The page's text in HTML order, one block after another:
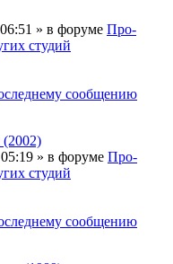
» в форуме Про-
студий
сообщению
» в форуме Про-
студий
сообщению